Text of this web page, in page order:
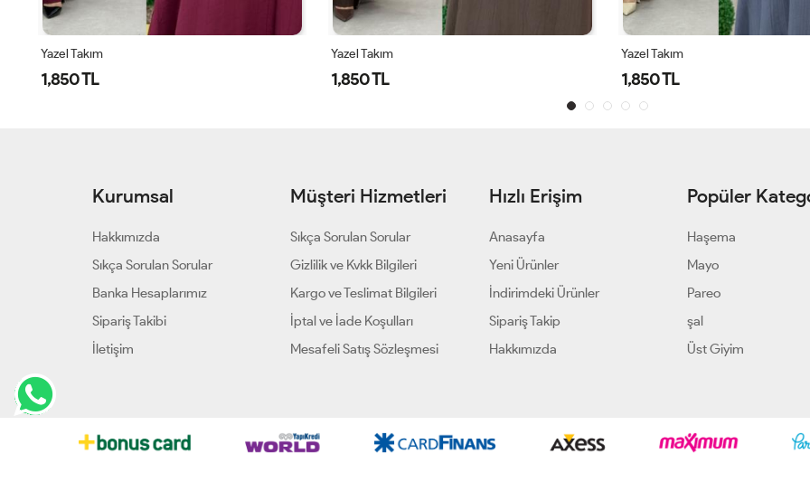
Yazel Takım
1,850 TL
Yazel Takım
1,850 TL
Yazel Takım
1,850 TL
Kurumsal
Hakkımızda
Sıkça Sorulan Sorular
Banka Hesaplarımız
Sipariş Takibi
İletişim
Müşteri Hizmetleri
Sıkça Sorulan Sorular
Gizlilik ve Kvkk Bilgileri
Kargo ve Teslimat Bilgileri
İptal ve İade Koşulları
Mesafeli Satış Sözleşmesi
Hızlı Erişim
Anasayfa
Yeni Ürünler
İndirimdeki Ürünler
Sipariş Takip
Hakkımızda
Popüler
Haşema
Mayo
Pareo
şal
Üst Giyim